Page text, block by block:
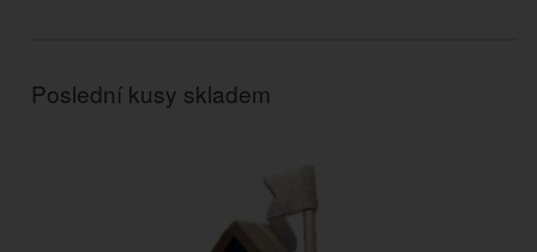
Poslední kusy skladem